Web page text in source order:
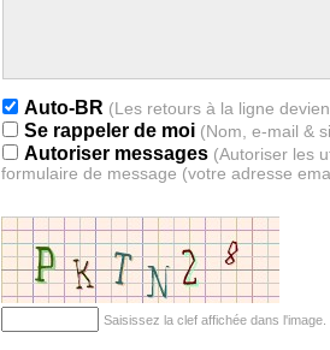
Auto-BR
Se rappeler de moi (Nom, e-mail &
Autoriser messages (Autoriser les
formulaire de message (votre adresse
Saisissez la clef affichée dans